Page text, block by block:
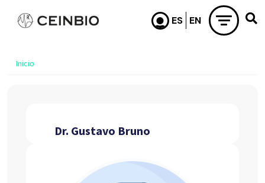
Pasar al contenido principal
Inicio
Dr. Gustavo Bruno